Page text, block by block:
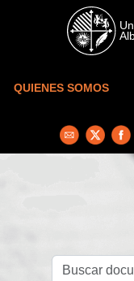
Skip to main content
QUIENES SOMOS